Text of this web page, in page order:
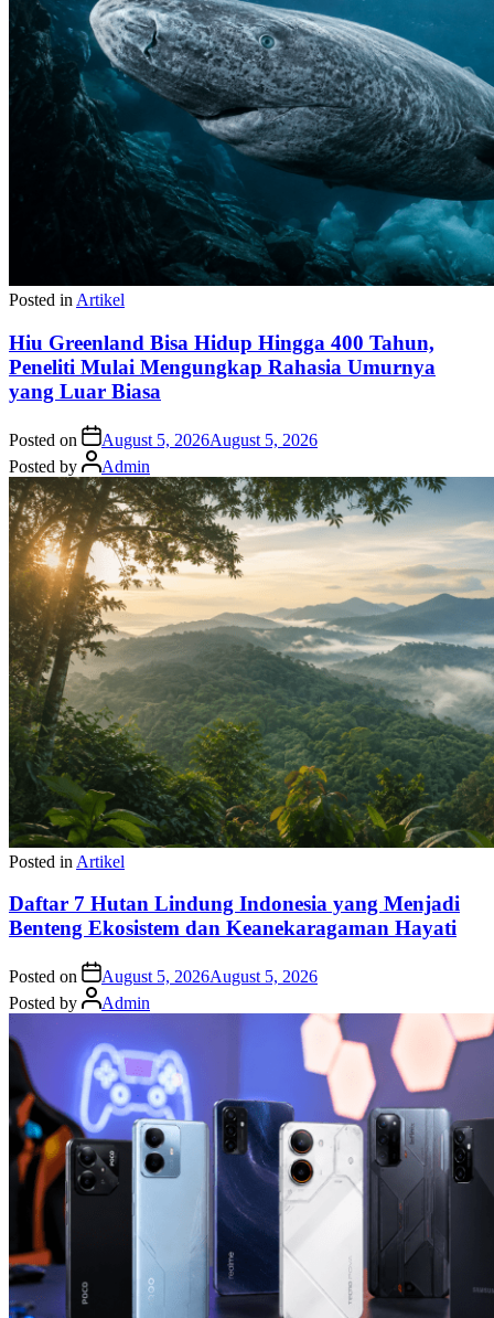
Posted in Artikel
Hiu Greenland Bisa Hidup Hingga 400 Tahun,
Peneliti Mulai Mengungkap Rahasia Umurnya
yang Luar Biasa
Posted on August 5, 2026August 5, 2026
Posted by
Admin
Posted in Artikel
Daftar 7 Hutan Lindung Indonesia yang Menjadi
Benteng Ekosistem dan Keanekaragaman Hayati
Posted on August 5, 2026August 5, 2026
Posted by
Admin